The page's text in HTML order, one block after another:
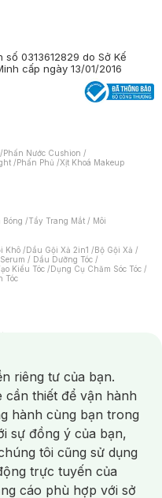
0313612829 do Sở Kế
cấp ngày 13/01/2016
/Phấn Nước Cushion /
/Phấn Phủ /Xịt Khoá Makeup
Bóng /Tẩy Trang Mắt / Môi
Khô /Dầu Gội Xả 2in1 /Bộ Gội Xả /
Serum / Dầu Dưỡng Tóc /
Kiểu Tóc /Dụng Cụ Chăm Sóc Tóc /
Tóc
Xông Hơi /Nước Rửa Tay/
/Bàn Chải Điện/
Nước/ Nước Súc Miệng/
Vệ Sinh/Dưỡng Vùng Kín/
/Bọt Cạo Râu /Dao Cạo Râu/
/ Da Lão Hóa/ Da Mụn/
Nám / Tàn Nhang
riêng tư của bạn.
cần thiết để vận hành
hành cùng bạn trong
sự đồng ý của bạn,
tôi cũng sử dụng
trực tuyến của
cáo phù hợp với sở